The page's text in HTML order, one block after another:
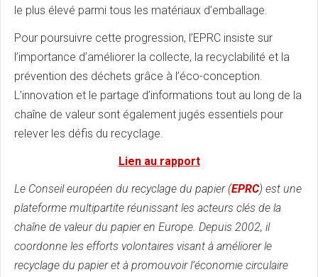
le plus élevé parmi tous les matériaux d’emballage.
Pour poursuivre cette progression, l’EPRC insiste sur
l’importance d’améliorer la collecte, la recyclabilité et la
prévention des déchets grâce à l’éco-conception.
L’innovation et le partage d’informations tout au long de la
chaîne de valeur sont également jugés essentiels pour
relever les défis du recyclage.
Lien au rapport
Le Conseil européen du recyclage du papier (EPRC) est une
plateforme multipartite réunissant les acteurs clés de la
chaîne de valeur du papier en Europe. Depuis 2002, il
coordonne les efforts volontaires visant à améliorer le
recyclage du papier et à promouvoir l’économie circulaire